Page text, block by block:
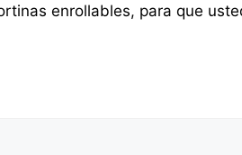
enrollables, para que